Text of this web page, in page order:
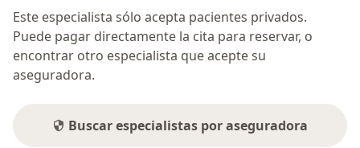
Este especialista sólo acepta pacientes privados.
Puede pagar directamente la cita para reservar, o
encontrar otro especialista que acepte su
aseguradora.
Buscar especialistas por aseguradora